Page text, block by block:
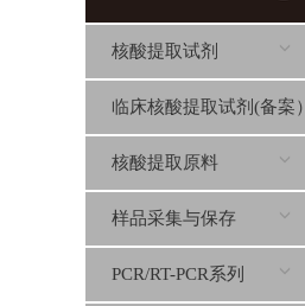
核酸提取试剂
临床核酸提取试剂(备案）
核酸提取原料
样品采集与保存
PCR/RT-PCR系列